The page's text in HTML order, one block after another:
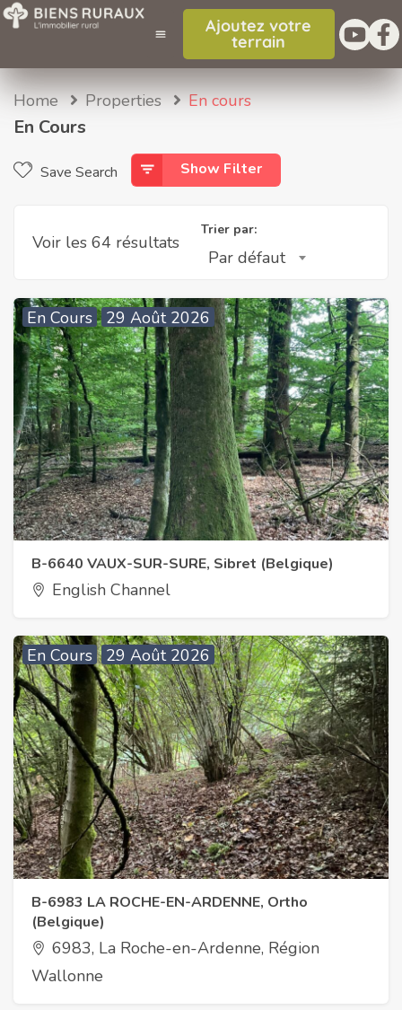
Ajoutez votre
terrain
Home Properties En cours
En Cours
Save Search Show Filter
Voir les 64 résultats
Trier par:
Par défaut
En Cours 29 Août 2026
B-6640 VAUX-SUR-SURE, Sibret (Belgique)
English Channel
En Cours 29 Août 2026
B-6983 LA ROCHE-EN-ARDENNE, Ortho
(Belgique)
6983, La Roche-en-Ardenne, Région
Wallonne